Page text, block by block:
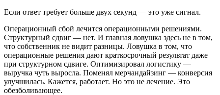
Если ответ требует больше двух секунд — это уже сигнал.
Операционный сбой лечится операционными решениями.
Структурный сдвиг — нет. И главная ловушка здесь не в том,
что собственник не видит разницы. Ловушка в том, что
операционные решения дают краткосрочный результат даже
при структурном сдвиге. Оптимизировал логистику —
выручка чуть выросла. Поменял мерчандайзинг — конверсия
улучшилась. Кажется, работает. Но это не лечение. Это
обезболивающее.